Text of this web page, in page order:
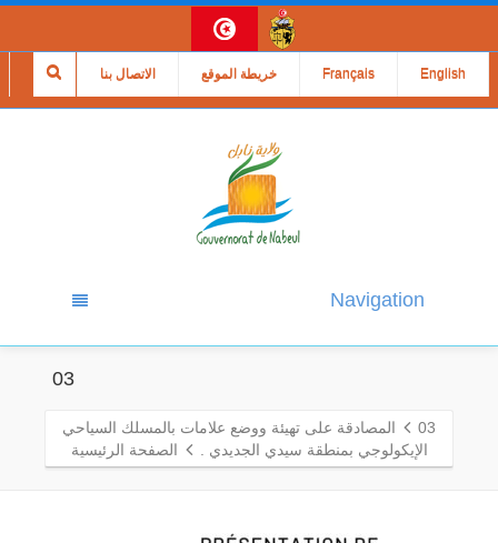
الاتصال بنا خريطة الموقع Français English
Navigation
03
03
المصادقة على تهيئة ووضع علامات بالمسلك السياحي
الإيكولوجي بمنطقة سيدي الجديدي .
الصفحة الرئيسية